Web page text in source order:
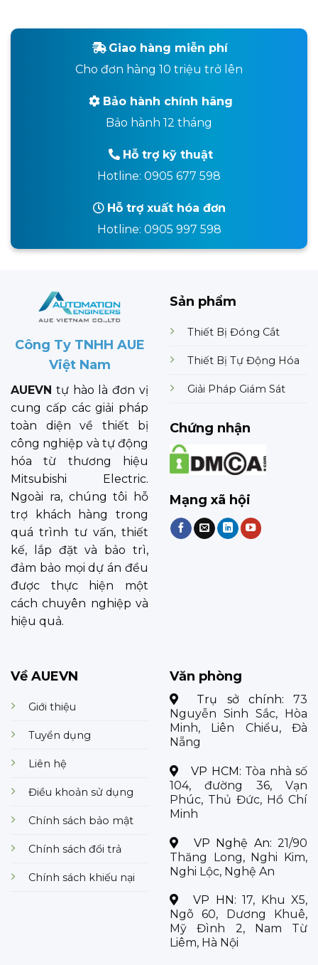
Giao hàng miễn phí
Cho đơn hàng 10 triệu trở lên
Bảo hành chính hãng
Bảo hành 12 tháng
Hỗ trợ kỹ thuật
Hotline: 0905 677 598
Hỗ trợ xuất hóa đơn
Hotline: 0905 997 598
Công Ty TNHH AUE
Việt Nam
AUEVN tự hào là đơn vị
cung cấp các giải pháp
toàn diện về thiết bị
công nghiệp và tự động
hóa từ thương hiệu
Mitsubishi Electric.
Ngoài ra, chúng tôi hỗ
trợ khách hàng trong
quá trình tư vấn, thiết
kế, lắp đặt và bảo trì,
đảm bảo mọi dự án đều
được thực hiện một
cách chuyên nghiệp và
hiệu quả.
Sản phẩm
Thiết Bị Đóng Cắt
Thiết Bị Tự Động Hóa
Giải Pháp Giám Sát
Chứng nhận
Mạng xã hội
Về AUEVN
Giới thiệu
Tuyển dụng
Liên hệ
Điều khoản sử dụng
Chính sách bảo mật
Chính sách đổi trả
Chính sách khiếu nại
Văn phòng
Trụ sở chính: 73
Nguyễn Sinh Sắc, Hòa
Minh, Liên Chiểu, Đà
Nẵng
VP HCM: Tòa nhà số
104, đường 36, Vạn
Phúc, Thủ Đức, Hồ Chí
Minh
VP Nghệ An: 21/90
Thăng Long, Nghi Kim,
Nghi Lộc, Nghệ An
VP HN:17, Khu X5,
Ngõ 60, Dương Khuê,
Mỹ Đình 2, Nam Từ
Liêm, Hà Nội